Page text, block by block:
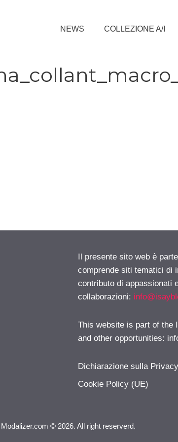
NEWS COLLEZIONE A/I
Il presente sito web è
comprende siti tematici di
contributo di appassionati
collaborazioni:
This website is part of the
and other opportunities:
Dichiarazione sulla
Cookie Policy (UE)
Modalizer.com © 2026. All right reserverd.